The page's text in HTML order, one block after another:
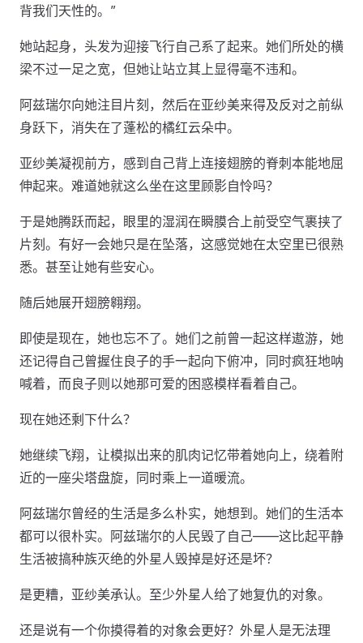
背我们天性的。”
她站起身，头发为迎接飞行自己系了起来。她们所处的横
梁不过一足之宽，但她让站立其上显得毫不违和。
阿兹瑞尔向她注目片刻，然后在亚纱美来得及反对之前纵
身跃下，消失在了蓬松的橘红云朵中。
亚纱美凝视前方，感到自己背上连接翅膀的脊刺本能地屈
伸起来。难道她就这么坐在这里顾影自怜吗？
于是她腾跃而起，眼里的湿润在瞬膜合上前受空气裹挟了
片刻。有好一会她只是在坠落，这感觉她在太空里已很熟
悉。甚至让她有些安心。
随后她展开翅膀翱翔。
即使是现在，她也忘不了。她们之前曾一起这样遨游，她
还记得自己曾握住良子的手一起向下俯冲，同时疯狂地呐
喊着，而良子则以她那可爱的困惑模样看着自己。
现在她还剩下什么？
她继续飞翔，让模拟出来的肌肉记忆带着她向上，绕着附
近的一座尖塔盘旋，同时乘上一道暖流。
阿兹瑞尔曾经的生活是多么朴实，她想到。她们的生活本
都可以很朴实。阿兹瑞尔的人民毁了自己——这比起平静
生活被搞种族灭绝的外星人毁掉是好还是坏？
是更糟，亚纱美承认。至少外星人给了她复仇的对象。
还是说有一个你摸得着的对象会更好？外星人是无法理